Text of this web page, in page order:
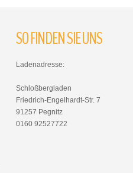
SOFINDENSIEUNS
Ladenadresse:
Schloßbergladen
Friedrich-Engelhardt-Str. 7
91257 Pegnitz
0160 92527722